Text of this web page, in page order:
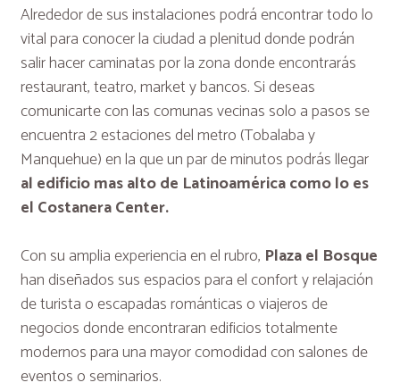
Alrededor de sus instalaciones podrá encontrar todo lo
vital para conocer la ciudad a plenitud donde podrán
salir hacer caminatas por la zona donde encontrarás
restaurant, teatro, market y bancos. Si deseas
comunicarte con las comunas vecinas solo a pasos se
encuentra 2 estaciones del metro (Tobalaba y
Manquehue) en la que un par de minutos podrás llegar
al edificio mas alto de Latinoamérica como lo es
el Costanera Center.
Con su amplia experiencia en el rubro, Plaza el Bosque
han diseñados sus espacios para el confort y relajación
de turista o escapadas románticas o viajeros de
negocios donde encontraran edificios totalmente
modernos para una mayor comodidad con salones de
eventos o seminarios.